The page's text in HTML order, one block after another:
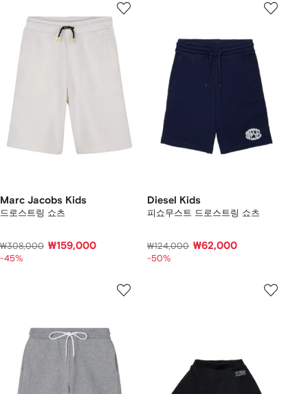
Marc Jacobs Kids
드로스트링 쇼츠
₩308,000 ₩159,000
-45%
Diesel Kids
피쇼무스트 드로스트링 쇼츠
₩124,000 ₩62,000
-50%